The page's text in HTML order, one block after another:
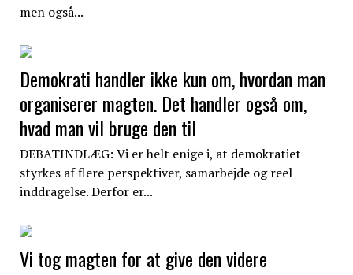
men også...
Demokrati handler ikke kun om, hvordan man
organiserer magten. Det handler også om,
hvad man vil bruge den til
DEBATINDLÆG: Vi er helt enige i, at demokratiet
styrkes af flere perspektiver, samarbejde og reel
inddragelse. Derfor er...
Vi tog magten for at give den videre